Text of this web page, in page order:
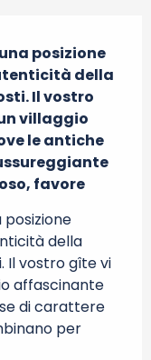
posizione
della
Il vostro
villaggio
le antiche
favore
posizione
della
Il vostro gîte vi
affascinante
di carattere
per